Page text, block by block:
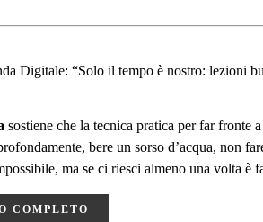
sostiene che la tecnica pratica per far fronte
bere un sorso d’acqua, non
ma se ci riesci almeno una volta è
COMPLETO